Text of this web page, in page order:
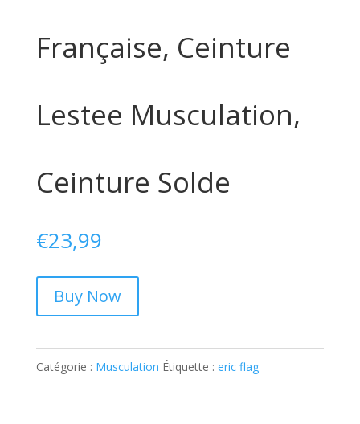
Française, Ceinture
Lestee Musculation,
Ceinture Solde
€23,99
Buy Now
Catégorie : Musculation Étiquette : eric flag